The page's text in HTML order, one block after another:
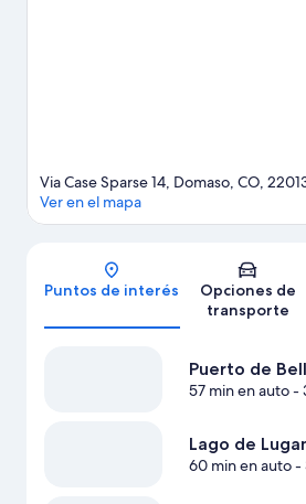
Mapa
Via Case Sparse 14, Domaso, CO,
Ver en el mapa
Puntos de interés
Opciones de
transporte
Puerto de
57 min en auto-
Lago de
60 min en auto-